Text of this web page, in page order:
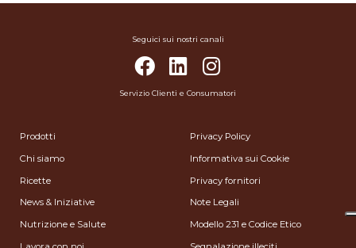
Seguici sui nostri canali
Servizio Clienti e Consumatori
Prodotti
Chi siamo
Ricette
News & Iniziative
Nutrizione e Salute
Privacy Policy
Informativa sui Cookie
Privacy fornitori
Note Legali
Modello 231 e Codice Etico